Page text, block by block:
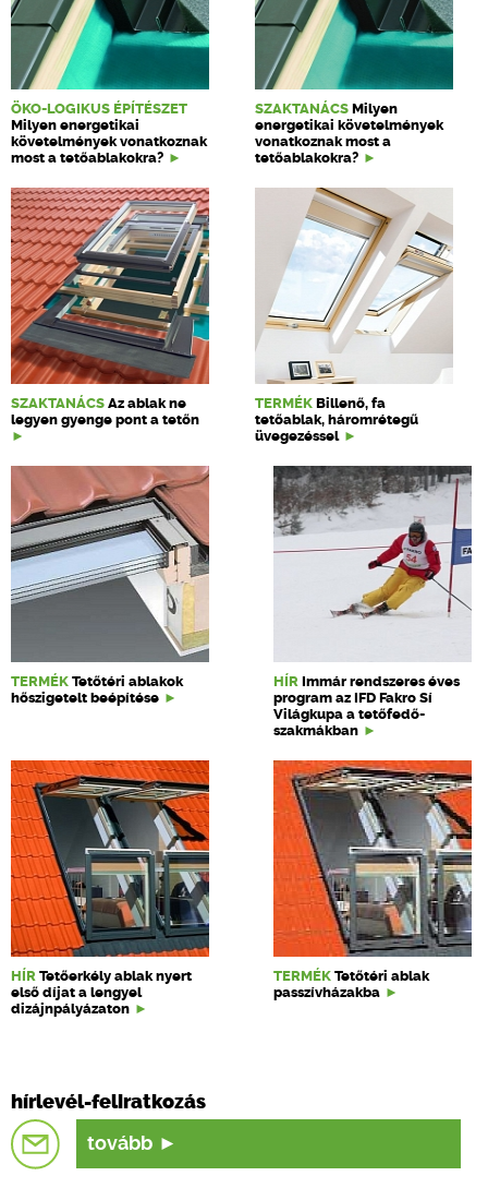
ÖKO-LOGIKUS ÉPÍTÉSZET
Milyen energetikai
követelmények vonatkoznak
most a tetőablakokra?
SZAKTANÁCS Milyen
energetikai követelmények
vonatkoznak most a
tetőablakokra?
SZAKTANÁCS Az ablak ne
legyen gyenge pont a tetőn
TERMÉK Billenő, fa
tetőablak, háromrétegű
üvegezéssel
TERMÉK Tetőtéri ablakok
hőszigetelt beépítése
HÍR Immár rendszeres éves
program az IFD Fakro Sí
Világkupa a tetőfedő-
szakmákban
HÍR Tetőerkély ablak nyert
első díjat a lengyel
dizájnpályázaton
TERMÉK Tetőtéri ablak
passzívházakba
hírlevél-feliratkozás
tovább